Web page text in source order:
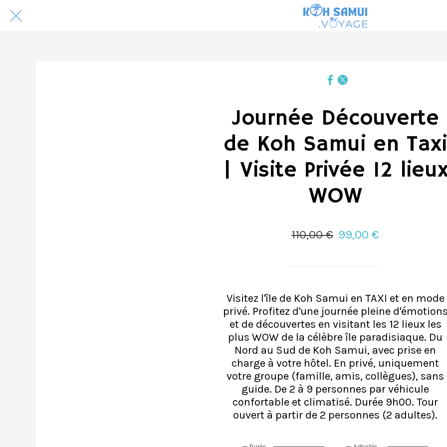
Journée Découverte
de Koh Samui en Taxi
| Visite Privée 12
WOW
110,00 € 99,00 €
Visitez l'île de Koh Samui en TAXI et en mode
privé. Profitez d'une journée pleine
et de découvertes en visitant les 12 lieux les
plus WOW de la célèbre île paradisiaque. Du
Nord au Sud de Koh Samui, avec prise en
charge à votre hôtel. En privé, uniquement
votre groupe (famille, amis, collègues), sans
guide. De 2 à 9 personnes par véhicule
confortable et climatisé. Durée 9h00. Tour
ouvert à partir de 2 personnes (2 adultes).